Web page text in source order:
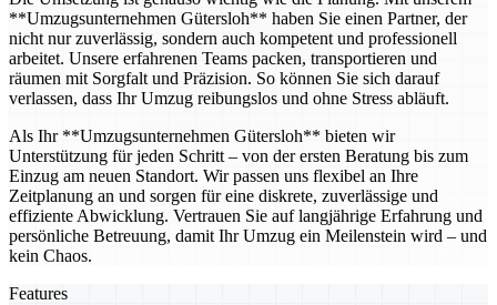
**Umzugsunternehmen Gütersloh** haben Sie einen Partner, der
nicht nur zuverlässig, sondern auch kompetent und professionell
arbeitet. Unsere erfahrenen Teams packen, transportieren und
räumen mit Sorgfalt und Präzision. So können Sie sich darauf
verlassen, dass Ihr Umzug reibungslos und ohne Stress abläuft.
Als Ihr **Umzugsunternehmen Gütersloh** bieten wir
Unterstützung für jeden Schritt – von der ersten Beratung bis zum
Einzug am neuen Standort. Wir passen uns flexibel an Ihre
Zeitplanung an und sorgen für eine diskrete, zuverlässige und
effiziente Abwicklung. Vertrauen Sie auf langjährige Erfahrung und
persönliche Betreuung, damit Ihr Umzug ein Meilenstein wird – und
kein Chaos.
Features